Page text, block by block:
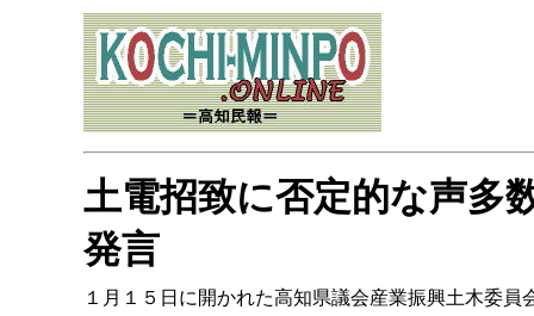
土電招致に否定的な声
発言
１月１５日に開かれた高知県議会産業振興土木委